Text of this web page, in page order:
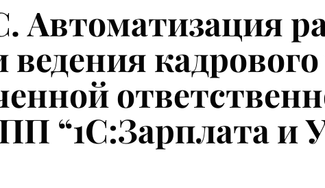
Автоматизация
кадрового
“1С:Зарплата и